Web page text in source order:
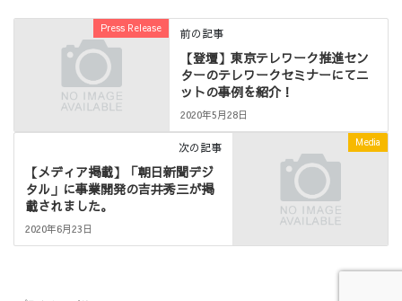
Press Release 前の記事
【登壇】東京テレワーク推進セン
ターのテレワークセミナーにてニ
ットの事例を紹介！
2020年5月28日
Media
次の記事
【メディア掲載】「朝日新聞デジ
タル」に事業開発の吉井秀三が掲
載されました。
2020年6月23日